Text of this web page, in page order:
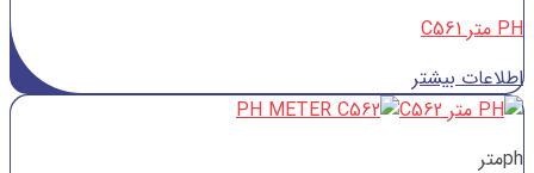
PH متر C561
اطلاعات بیشتر
phمتر